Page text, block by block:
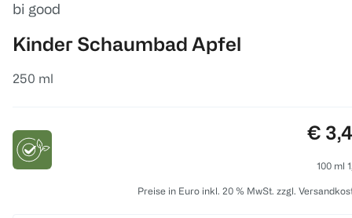
bi good
Kinder Schaumbad Apfel
250 ml
€
100 ml
Preise in Euro inkl. 20 % MwSt. zzgl.